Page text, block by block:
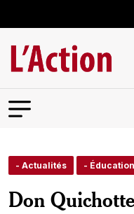
- Actualités - Éducation
Don